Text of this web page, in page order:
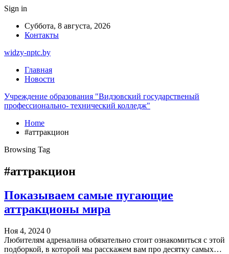
Sign in
Суббота, 8 августа, 2026
Контакты
widzy-nptc.by
Главная
Новости
Учреждение образования "Видзовский государственый
профессионально- технический колледж"
Home
#аттракцион
Browsing Tag
#аттракцион
Показываем самые пугающие
аттракционы мира
Ноя 4, 2024 0
Любителям адреналина обязательно стоит ознакомиться с этой
подборкой, в которой мы расскажем вам про десятку самых…